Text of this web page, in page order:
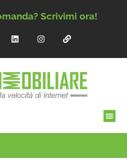
Scrivimi ora!